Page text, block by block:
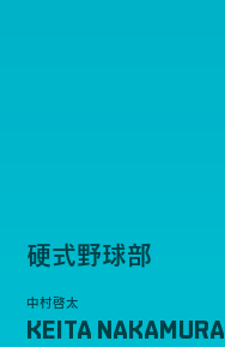
硬式野球部
中村啓太
KEITA NAKAMURA